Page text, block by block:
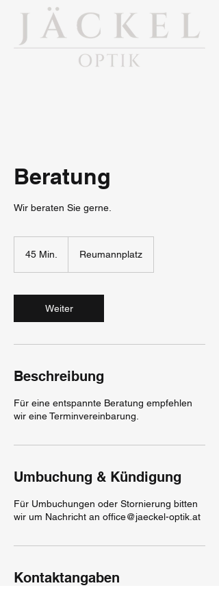
Beratung
Wir beraten Sie gerne.
45 Min.
i
n
Reumannplatz
Weiter
Beschreibung
Für eine entspannte Beratung empfehlen
wir eine Terminvereinbarung.
Umbuchung & Kündigung
Für Umbuchungen oder Stornierung bitten
wir um Nachricht an office@jaeckel-optik.at
Kontaktangaben